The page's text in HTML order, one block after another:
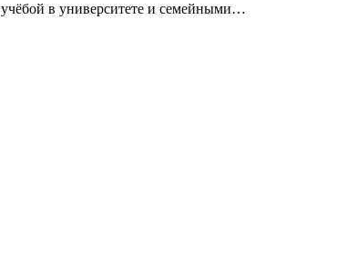
в университете и семейными…